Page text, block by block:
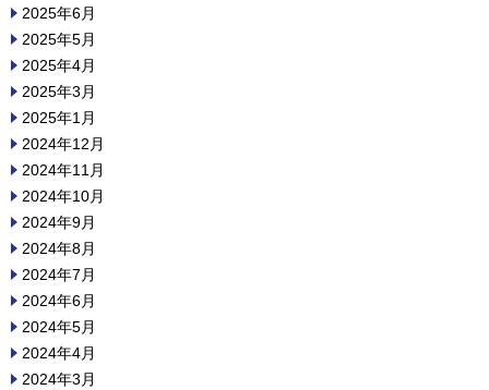
2025年6月
2025年5月
2025年4月
2025年3月
2025年1月
2024年12月
2024年11月
2024年10月
2024年9月
2024年8月
2024年7月
2024年6月
2024年5月
2024年4月
2024年3月